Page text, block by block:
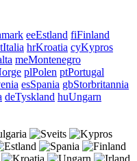
eeEstland fiFinland
Italia hrKroatia cyKypros
meMontenegro
plPolen ptPortugal
esSpania gbStorbritannia
deTyskland huUngarn